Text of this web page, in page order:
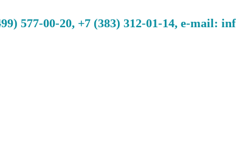
577-00-20, +7 (383) 312-01-14, e-mail: